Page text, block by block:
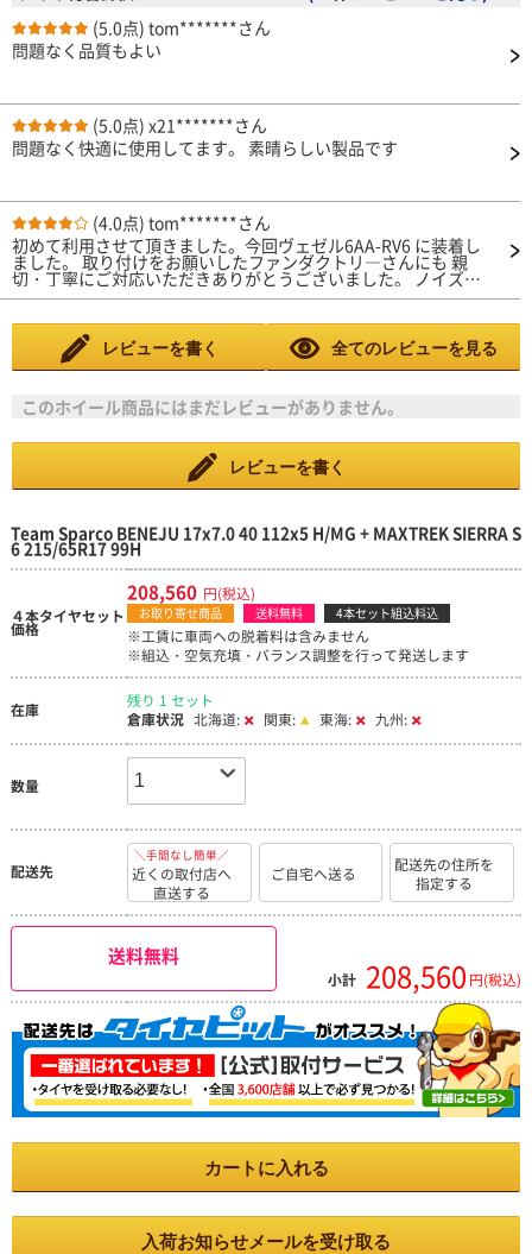
(5.0点) tom*******さん
問題なく品質もよい
(5.0点) x21*******さん
問題なく快適に使用してます。 素晴らしい製品です
(4.0点) tom*******さん
初めて利用させて頂きました。今回ヴェゼル6AA-RV6 に装着し
ました。 取り付けをお願いしたファンダクトリ―さんにも 親
切・丁寧にご対応いただきありがとうございました。 ノイズ等
は気になりません。交換したばかりなので耐 久性等は今のとこ
用させて頂きますありがとうござ いました。
レビューを書く 全てのレビューを見る
このホイール商品にはまだレビューがありません。
レビューを書く
Team Sparco BENEJU 17x7.0 40 112x5 H/MG + MAXTREK SIERRA S
6 215/65R17 99H
４本タイヤセット
価格
208,560 円(税込)
お取り寄せ商品 送料無料 4本セット組込料込
※工賃に車両への脱着料は含みません
※組込・空気充填・バランス調整を行って発送します
在庫
残り 1 セット
倉庫状況 北海道: 関東: 東海: 九州:
数量
配送先
＼手間なし簡単／
近くの取付店へ
直送する
ご自宅へ送る
配送先の住所を
指定する
送料無料
小計 208,560 円(税込)
カートに入れる
入荷お知らせメールを受け取る